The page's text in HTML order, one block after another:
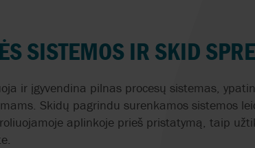
JJ BCN INTERNACIONAL
KLAUS UNION
LIGHTNIN
STEBĖJIMAS
KOKYBĖS UŽTIKRINIMAS
AXFLOW SISTEMŲ
SISTEMOS IR SKID
ir įgyvendina pilnas procesų sistemas,
Skidų pagrindu surenkamos sistemos
aplinkoje prieš pristatymą, taip